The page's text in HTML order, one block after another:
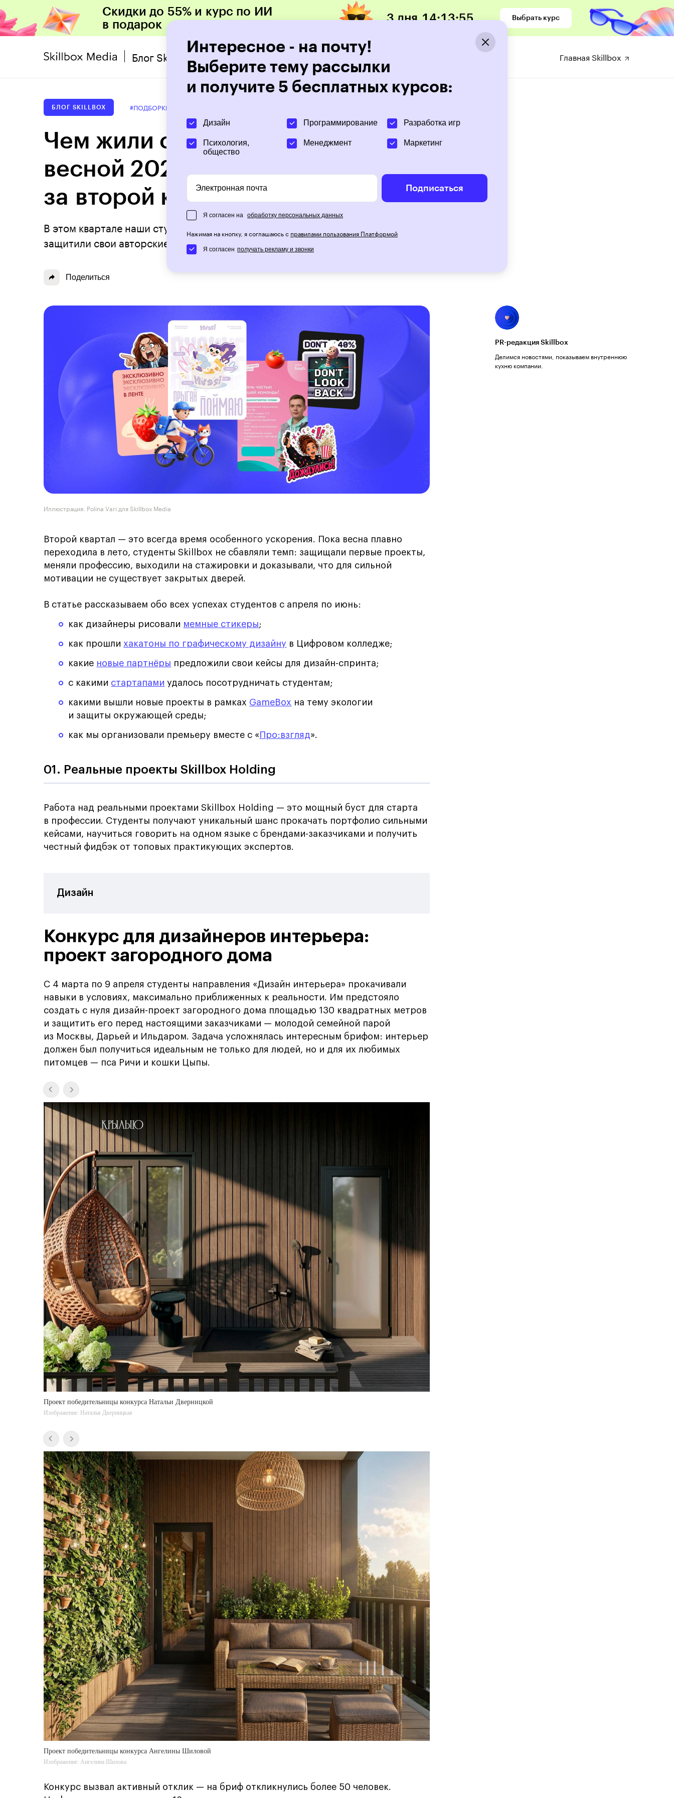
Скидки до 55% и курс по ИИ
в подарок
3 дня 14:13:53 Выбрать курс
Блог Skillbox Про медиа Главная Skillbox
БЛОГ SKILLBOX #ПОДБОРКИ
Чем жили студенты Skillbox
весной 2026 года: дайджест
за второй квартал
В этом квартале наши студенты выполнили проекты для реальных заказчиков,
защитили свои авторские идеи, а также выступили на открытом микрофоне.
Поделиться
Иллюстрация: Polina Vari для Skillbox Media
PR-редакция Skillbox
Делимся новостями, показываем внутреннюю
кухню компании.
Второй квартал — это всегда время особенного ускорения. Пока весна плавно
переходила в лето, студенты Skillbox не сбавляли темп: защищали первые проекты,
меняли профессию, выходили на стажировки и доказывали, что для сильной
мотивации не существует закрытых дверей.
В статье рассказываем обо всех успехах студентов с апреля по июнь:
как дизайнеры рисовали мемные стикеры;
как прошли хакатоны по графическому дизайну в Цифровом колледже;
какие новые партнёры предложили свои кейсы для дизайн-спринта;
с какими стартапами удалось посотрудничать студентам;
какими вышли новые проекты в рамках GameBox на тему экологии
и защиты окружающей среды;
как мы организовали премьеру вместе с « Про:взгляд».
01. Реальные проекты Skillbox Holding
Работа над реальными проектами Skillbox Holding — это мощный буст для старта
в профессии. Студенты получают уникальный шанс прокачать портфолио сильными
кейсами, научиться говорить на одном языке с брендами-заказчиками и получить
честный фидбэк от топовых практикующих экспертов.
Дизайн
Конкурс для дизайнеров интерьера:
проект загородного дома
С 4 марта по 9 апреля студенты направления «Дизайн интерьера» прокачивали
навыки в условиях, максимально приближенных к реальности. Им предстояло
создать с нуля дизайн-проект загородного дома площадью 130 квадратных метров
и защитить его перед настоящими заказчиками — молодой семейной парой
из Москвы, Дарьей и Ильдаром. Задача усложнялась интересным брифом: интерьер
должен был получиться идеальным не только для людей, но и для их любимых
питомцев — пса Ричи и кошки Цыпы.
Проект победительницы конкурса Натальи Дверницкой
Изображение: Наталья Дверницкая
Проект победительницы конкурса Ангелины Шиловой
Изображение: Ангелина Шилова
Конкурс вызвал активный отклик — на бриф откликнулись более 50 человек.
Интересное - на почту!
Выберите тему рассылки
и получите 5 бесплатных курсов:
Дизайн Программирование Разработка игр
Психология,
общество
Менеджмент Маркетинг
Электронная почта Подписаться
Я согласен на обработку персональных данных
Нажимая на кнопку, я соглашаюсь с правилами пользования Платформой
Я согласен получать рекламу и звонки